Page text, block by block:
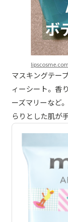
lipscosme.com
マスキングテー
ィーシート。香
ーズマリーなど
らりとした肌が